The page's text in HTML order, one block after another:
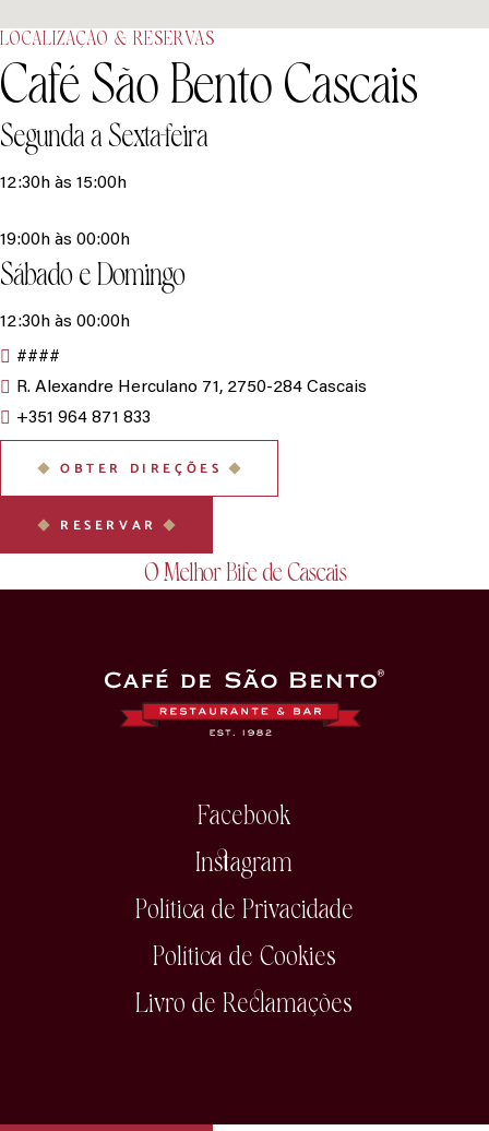
LOCALIZAÇÃO & RESERVAS
Café São Bento Cascais
Segunda a Sexta-feira
12:30h às 15:00h
19:00h às 00:00h
Sábado e Domingo
12:30h às 00:00h
####
R. Alexandre Herculano 71, 2750-284 Cascais
+351 964 871 833
OBTER DIREÇÕES
RESERVAR
O Melhor Bife de Cascais
Facebook
Instagram
Política de Privacidade
Política de Cookies
Livro de Reclamações